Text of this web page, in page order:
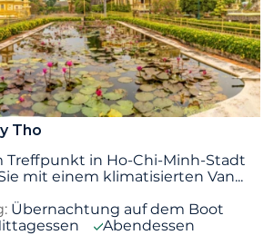
Tho
Treffpunkt in Ho-Chi-Minh-Stadt
mit einem klimatisierten Van...
Übernachtung auf dem Boot
Abendessen